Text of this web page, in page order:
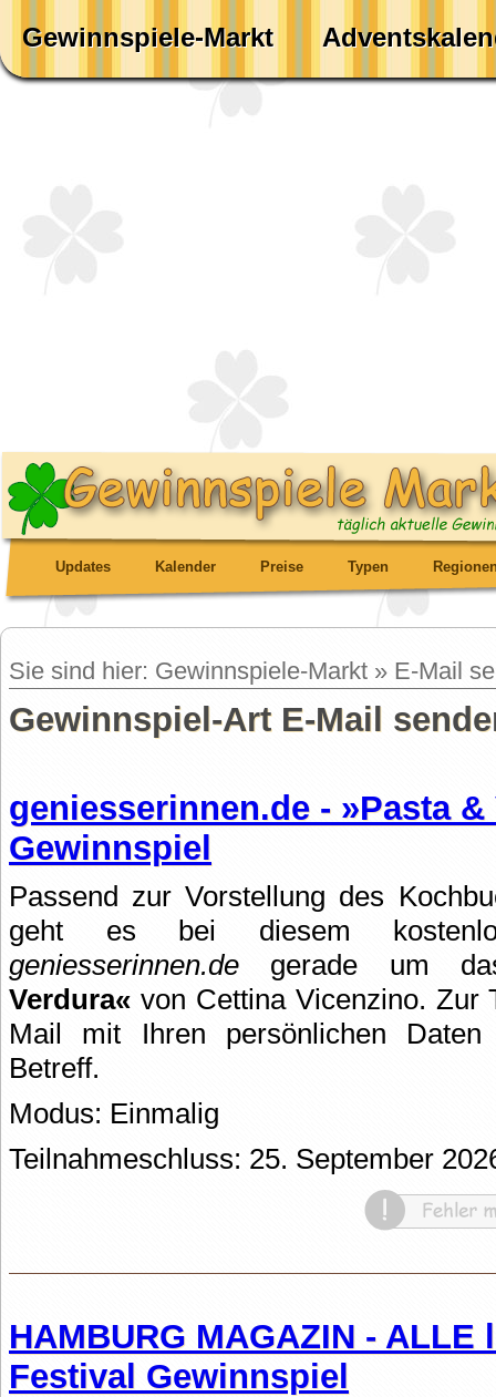
Gewinnspiele-Markt
Updates Kalender Preise Typen
Sie sind hier: Gewinnspiele-Markt » E-Mail
Gewinnspiel-Art E-Mail
geniesserinnen.de - »Pasta &
Gewinnspiel
Passend zur Vorstellung des
geht es bei diesem
geniesserinnen.de gerade um
Verdura« von Cettina Vicenzino. Zur
Mail mit Ihren persönlichen Daten
Betreff.
Modus: Einmalig
Teilnahmeschluss: 25. September
HAMBURG MAGAZIN - ALLE
Festival Gewinnspiel